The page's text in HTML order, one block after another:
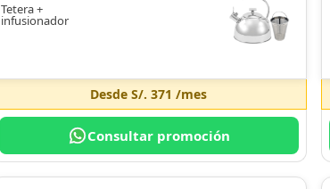
Tetera +
infusionador
DesdeS/. 371 /mes
Consultar promoción